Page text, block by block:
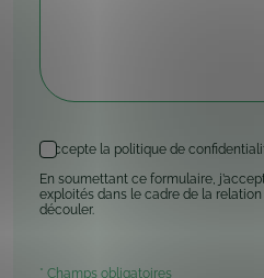
soumettant
formulaire,
j’accepte
soient
J’accepte la politique de
En soumettant ce formulaire,
exploités dans le cadre de la
découler.
* Champs obligatoires